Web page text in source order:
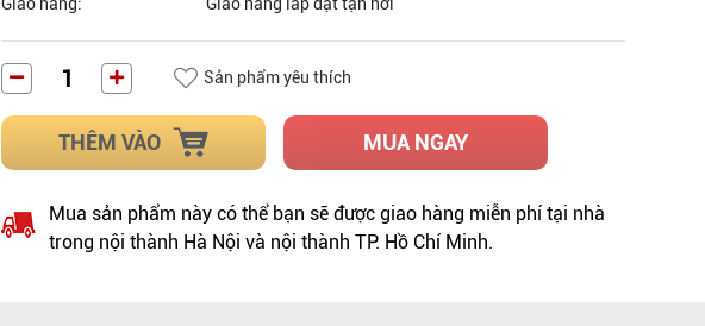
Sản phẩm yêu thích
THÊM VÀO MUA NGAY
Mua sản phẩm này có thể bạn sẽ được giao hàng miễn phí tại nhà
trong nội thành Hà Nội và nội thành TP. Hồ Chí Minh.